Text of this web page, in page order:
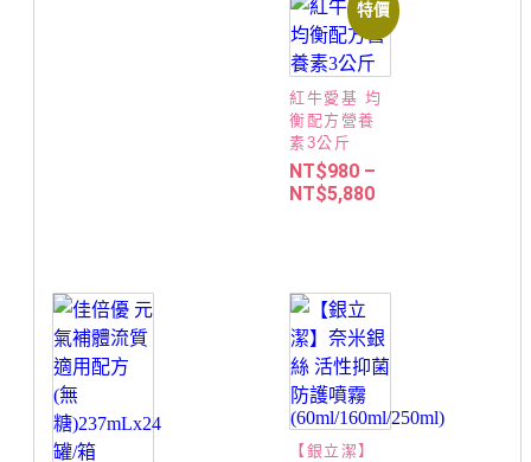
特價
紅牛愛基 均
衡配方營養
素3公斤
NT$980 –
NT$5,880
【銀立潔】